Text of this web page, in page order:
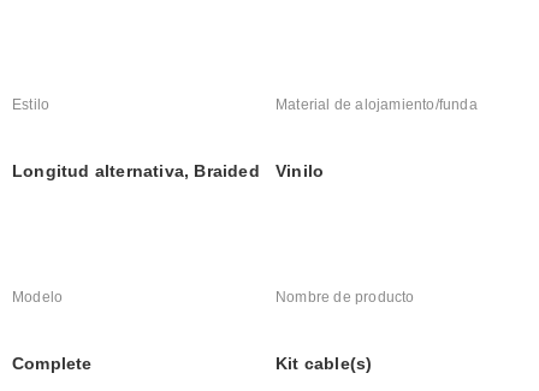
Estilo
Longitud alternativa, Braided
Material de alojamiento/funda
Vinilo
Modelo
Complete
Nombre de producto
Kit cable(s)